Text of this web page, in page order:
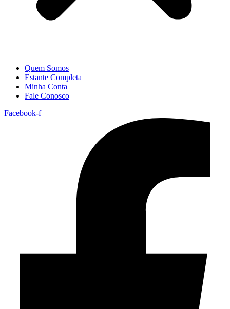
Quem Somos
Estante Completa
Minha Conta
Fale Conosco
Facebook-f